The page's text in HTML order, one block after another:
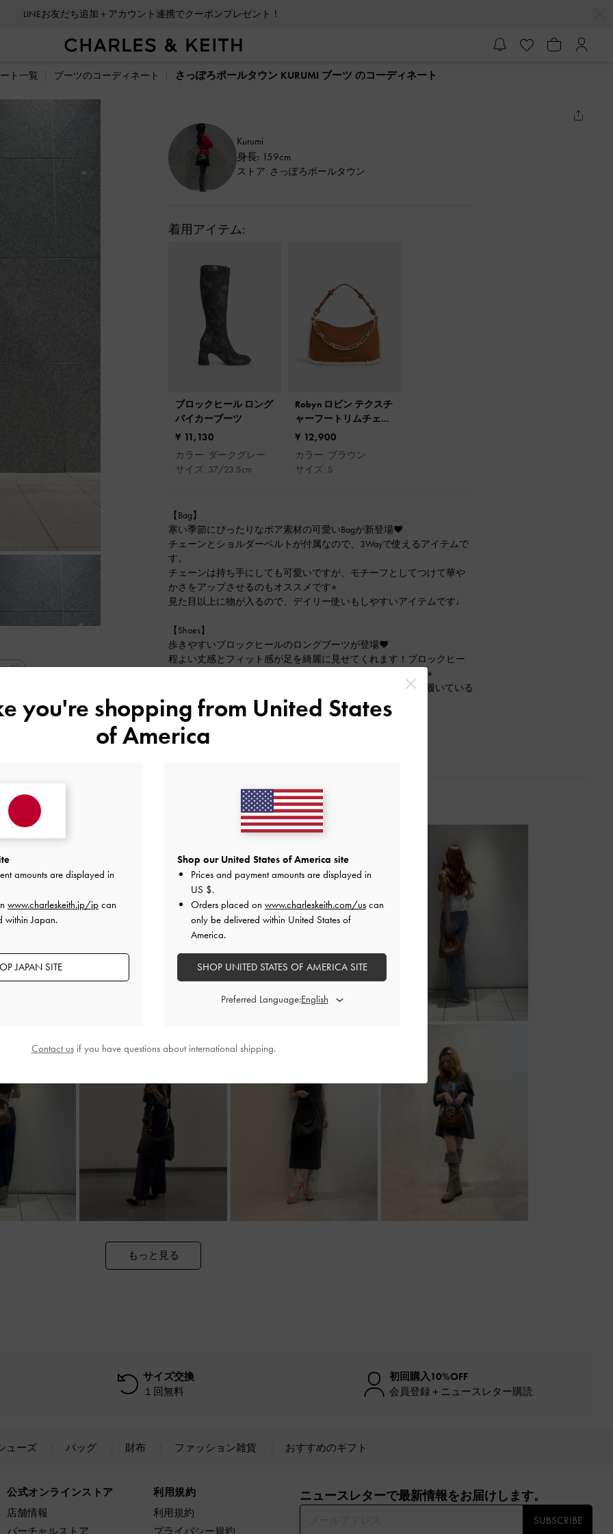
LINEお友だち追加＋アカウント連携でクーポンプレゼント！
ト一覧 ブーツのコーディネート さっぽろポールタウン KURUMI ブーツ のコーディネート
グ
Kurumi
身長: 159cm
ストア: さっぽろポールタウン
着用アイテム:
ブロックヒール ロング
バイカーブーツ
¥ 11,130
カラー: ダークグレー
サイズ: 37/23.5cm
Robyn ロビン テクスチ
ャーフートリムチェー
ンハンドルバッグ
¥ 12,900
カラー: ブラウン
サイズ: S
【Bag】
寒い季節にぴったりなボア素材の可愛いBagが新登場❤︎
チェーンとショルダーベルトが付属なので、3Wayで使えるアイテムで
す。
チェーンは持ち手にしても可愛いですが、モチーフとしてつけて華や
かさをアップさせるのもオススメです⭐︎
見た目以上に物が入るので、デイリー使いもしやすいアイテムです♩
【Shoes】
歩きやすいブロックヒールのロングブーツが登場❤︎
程よい丈感とフィット感が足を綺麗に見せてくれます！ブロックヒー
ルなので長時間歩いても疲れにくく、とても歩きやすいです⭐︎
普段は23.5センチを着用しており、今回は中に厚手の靴下を履いている
為37（24センチ）で丁度良いサイズ感でした！
2024-10-21 にアップロード
もっと見る
サイズ交換
１回無料
初回購入10%OFF
会員登録＋ニュースレター購読
ューズ バッグ 財布 ファッション雑貨 おすすめのギフト
公式オンラインストア
店舗情報
利用規約
利用規約
ニュースレターで最新情報をお届けします。​
SUBSCRIBE
you're shopping from United States
of America
amounts are displayed in
www.charleskeith.jp/jp can
within Japan.
JAPAN SITE
Shop our United States of America site
Prices and payment amounts are displayed in
US $.
Orders placed on www.charleskeith.com/us can
only be delivered within United States of
America.
SHOP UNITED STATES OF AMERICA SITE
Preferred Language:
Contact usif you have questions about international shipping.